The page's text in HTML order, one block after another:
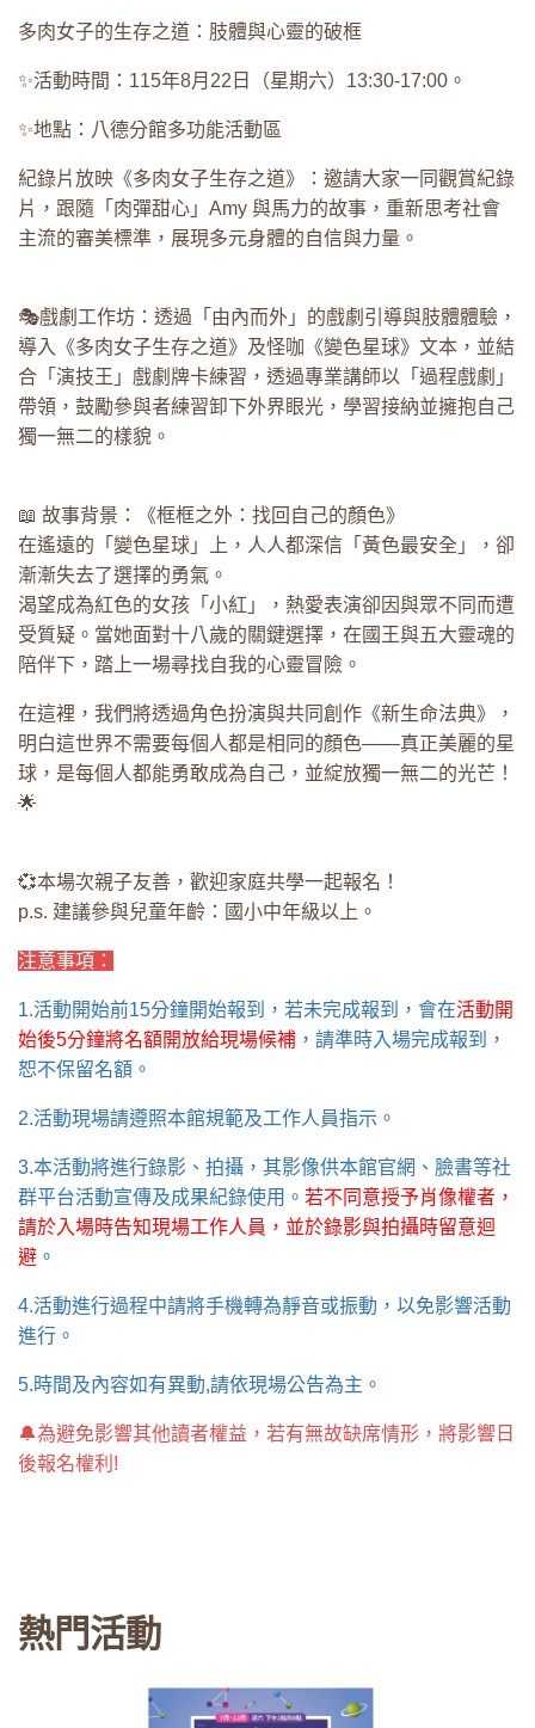
多肉女子的生存之道：肢體與心靈的破框
✨活動時間：115年8月22日（星期六）13:30-17:00。
✨地點：八德分館多功能活動區
紀錄片放映《多肉女子生存之道》：邀請大家一同觀賞紀錄
片，跟隨「肉彈甜心」Amy 與馬力的故事，重新思考社會
主流的審美標準，展現多元身體的自信與力量。
🎭戲劇工作坊：透過「由內而外」的戲劇引導與肢體體驗，
導入《多肉女子生存之道》及怪咖《變色星球》文本，並結
合「演技王」戲劇牌卡練習，透過專業講師以「過程戲劇」
帶領，鼓勵參與者練習卸下外界眼光，學習接納並擁抱自己
獨一無二的樣貌。
📖 故事背景：《框框之外：找回自己的顏色》
在遙遠的「變色星球」上，人人都深信「黃色最安全」，卻
漸漸失去了選擇的勇氣。
渴望成為紅色的女孩「小紅」，熱愛表演卻因與眾不同而遭
受質疑。當她面對十八歲的關鍵選擇，在國王與五大靈魂的
陪伴下，踏上一場尋找自我的心靈冒險。
在這裡，我們將透過角色扮演與共同創作《新生命法典》，
明白這世界不需要每個人都是相同的顏色——真正美麗的星
球，是每個人都能勇敢成為自己，並綻放獨一無二的光芒！
🌟
💞本場次親子友善，歡迎家庭共學一起報名！
p.s. 建議參與兒童年齡：國小中年級以上。
注意事項：
1.活動開始前15分鐘開始報到，若未完成報到，會在活動開
始後5分鐘將名額開放給現場候補 ，請準時入場完成報到，
恕不保留名額。
2.活動現場請遵照本館規範及工作人員指示。
3.本活動將進行錄影、拍攝，其影像供本館官網、臉書等社
群平台活動宣傳及成果紀錄使用。 若不同意授予肖像權者，
請於入場時告知現場工作人員，並於錄影與拍攝時留意迴
避 。
4.活動進行過程中請將手機轉為靜音或振動，以免影響活動
進行。
5.時間及內容如有異動,請依現場公告為主。
🔔為避免影響其他讀者權益，若有無故缺席情形，將影響日
後報名權利!
熱門活動